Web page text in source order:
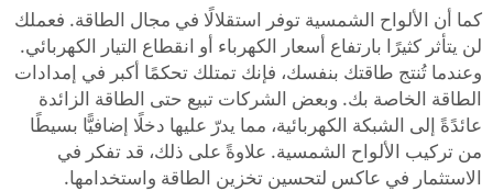
كما أن الألواح الشمسية توفر استقلالًا في مجال الطاقة. فعملك
لن يتأثر كثيرًا بارتفاع أسعار الكهرباء أو انقطاع التيار الكهربائي.
وعندما تُنتج طاقتك بنفسك، فإنك تمتلك تحكمًا أكبر في إمدادات
الطاقة الخاصة بك. وبعض الشركات تبيع حتى الطاقة الزائدة
عائدًةً إلى الشبكة الكهربائية، مما يدرّ عليها دخلًا إضافيًّا بسيطًا
من تركيب الألواح الشمسية. علاوةً على ذلك، قد تفكر في
الاستثمار في عاكس لتحسين تخزين الطاقة واستخدامها.